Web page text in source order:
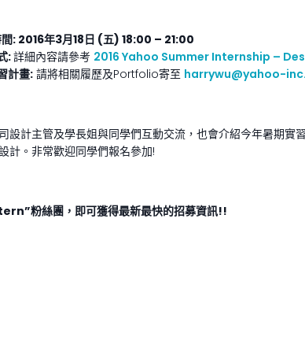
: 2016年3月18日 (五) 18:00 – 21:00
:詳細內容請參考 2016 Yahoo Summer Internship –
計畫: 請將相關履歷及Portfolio寄至 harrywu@yahoo-
設計主管及學長姐與同學們互動交流，也會介紹今年暑期
計。非常歡迎同學們報名參加!
粉絲團 ，即可獲得最新最快的招募資訊!!